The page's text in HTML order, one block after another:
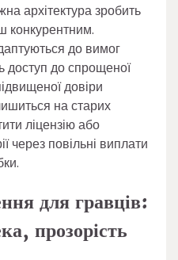
архітектура зробить
конкурентним.
до вимог
доступ до спрощеної
довіри
на старих
ліцензію або
через повільні виплати
для гравців:
прозорість